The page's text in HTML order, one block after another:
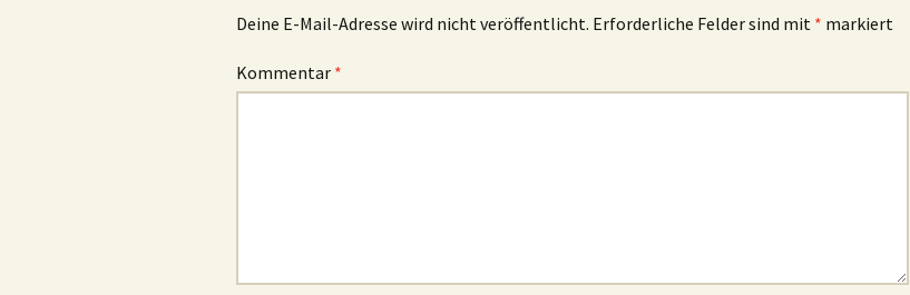
Deine E-Mail-Adresse wird nicht veröffentlicht. Erforderliche Felder sind mit * markiert
Kommentar *